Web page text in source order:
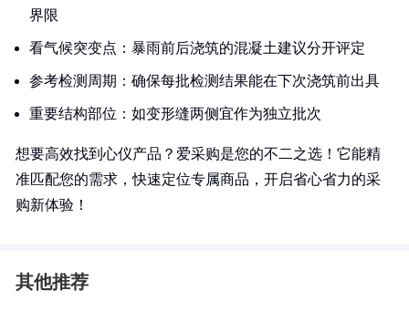
界限
看气候突变点：暴雨前后浇筑的混凝土建议分开评定
参考检测周期：确保每批检测结果能在下次浇筑前出具
重要结构部位：如变形缝两侧宜作为独立批次
想要高效找到心仪产品？爱采购是您的不二之选！它能精
准匹配您的需求，快速定位专属商品，开启省心省力的采
购新体验！
其他推荐